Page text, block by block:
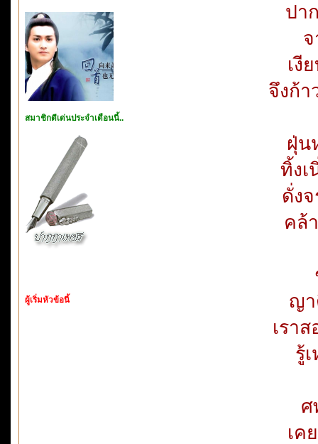
สมาชิกดีเด่นประจำเดือนนี้..
ผู้เริ่มหัวข้อนี้
ปา
เงี
จึงก้า
ฝุ่น
ทิ้ง
ดั่ง
คล้
ญา
เรา
รู้
ศ
เค